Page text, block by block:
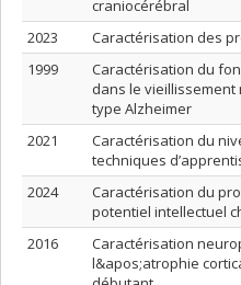
craniocérébral
2023
Caractérisation des
1999
Caractérisation du
dans le
type Alzheimer
2021
Caractérisation du
techniques
2024
Caractérisation du
potentiel intellectuel
2016
Caractérisation
l&apos;atrophie